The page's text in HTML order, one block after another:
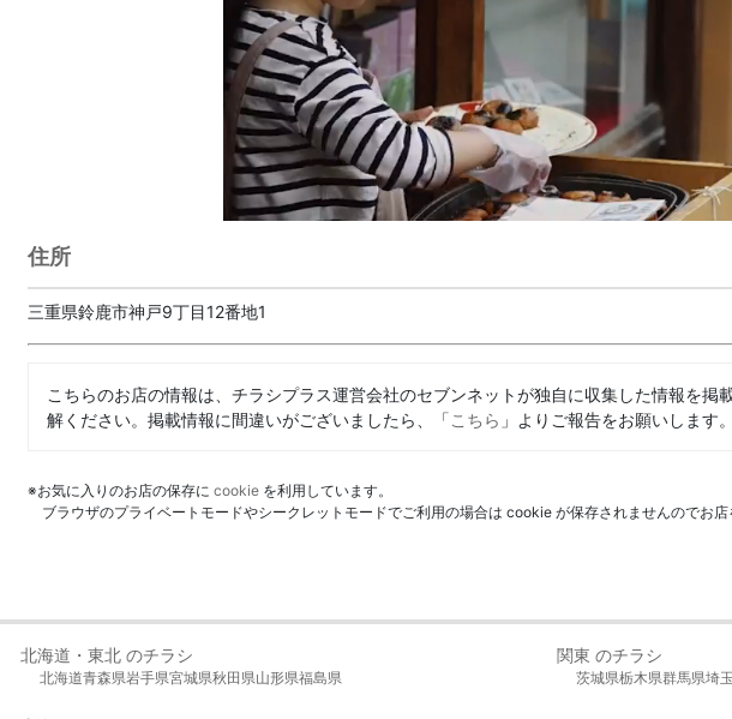
住所
三重県鈴鹿市神戸9丁目12番地1
こちらのお店の情報は、チラシプラス運営会社のセブンネットが独自に収集した情報を
解ください。掲載情報に間違いがございましたら、「こちら 」よりご報告をお願いします。
※お気に入りのお店の保存に cookie を利用しています。
ブラウザのプライベートモードやシークレットモードでご利用の場合は cookie が保存されませんのでお店
北海道・東北 のチラシ
北海道青森県岩手県宮城県秋田県山形県福島県
関東 のチラシ
茨城県栃木県群馬県埼